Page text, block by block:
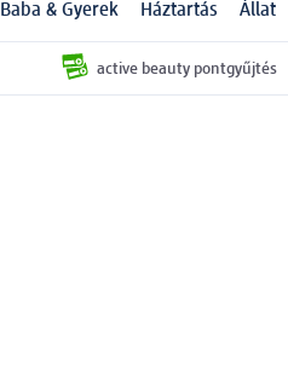
Baba & Gyerek Háztartás Állat
active beauty pontgyűjtés